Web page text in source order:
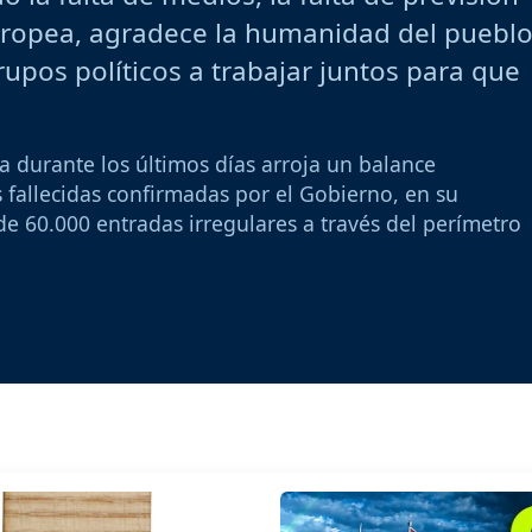
agradece la humanidad del pueblo
políticos a trabajar juntos para que
durante los últimos días arroja un balance
confirmadas por el Gobierno, en su
60.000 entradas irregulares a través del perímetro